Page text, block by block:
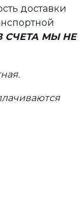
доставки
СЧЕТА МЫ НЕ